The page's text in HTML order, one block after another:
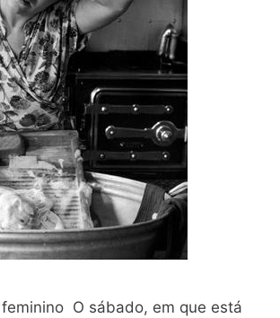
O sábado, em que está